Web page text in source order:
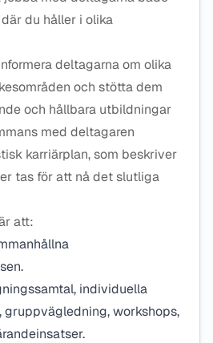
du håller i olika
deltagarna om olika
och stötta dem
och hållbara utbildningar
med deltagaren
karriärplan, som beskriver
tas för att nå det slutliga
att:
individuella
workshops,